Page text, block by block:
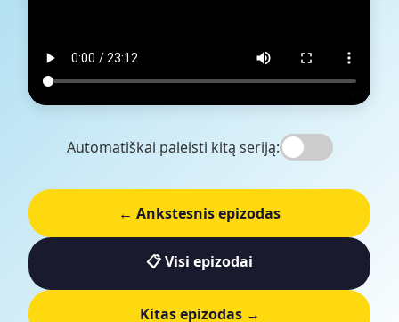
Automatiškai paleisti kitą seriją:
← Ankstesnis epizodas
📋 Visi epizodai
Kitas epizodas →